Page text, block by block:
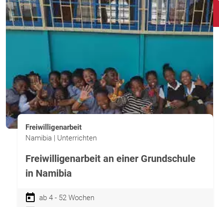
Freiwilligenarbeit
Namibia | Unterrichten
Freiwilligenarbeit an einer Grundschule
in Namibia
ab 4 - 52 Wochen